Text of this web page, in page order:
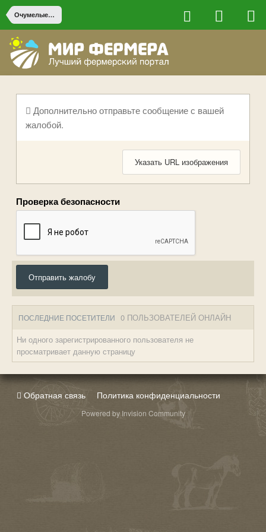
Очумелые ручки
Дополнительно отправьте сообщение с вашей
жалобой.
Указать URL изображения
Проверка безопасности
Отправить жалобу
ПОСЛЕДНИЕ ПОСЕТИТЕЛИ 0 ПОЛЬЗОВАТЕЛЕЙ ОНЛАЙН
Ни одного зарегистрированного пользователя не
просматривает данную страницу
Обратная связь Политика конфиденциальности
Powered by Invision Community